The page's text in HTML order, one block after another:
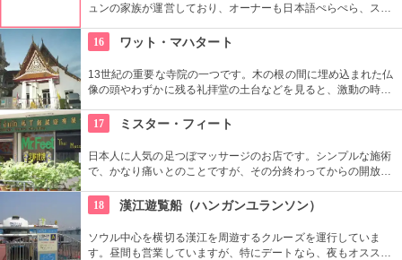
ュンの家族が運営しており、オーナーも日本語ぺらぺら、スタ
男性や小さな子供用の衣装も沢山あり、カップル写真に家族写
真、友達同士の記念にもってこい。
16 ワット・マハタート
13世紀の重要な寺院の一つです。木の根の間に埋め込まれた仏
像の頭やわずかに残る礼拝堂の土台などを見ると、激動の時代
17
ミスター・フィート
日本人に人気の足つぼマッサージのお店です。シンプルな施術
で、かなり痛いとのことですが、その分終わってからの開放
たあとなどにおすすめのお店です。
18 漢江遊覧船（ハンガンユランソン）
ソウル中心を横切る漢江を周遊するクルーズを運行していま
す。昼間も営業していますが、特にデートなら、夜もオススメ